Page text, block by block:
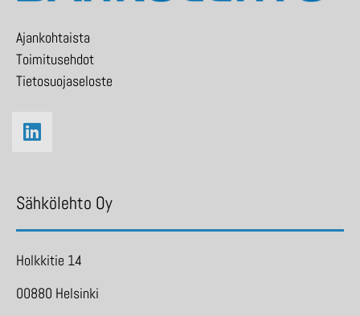
Ajankohtaista
Toimitusehdot
Tietosuojaseloste
Sähkölehto Oy
Holkkitie 14
00880 Helsinki